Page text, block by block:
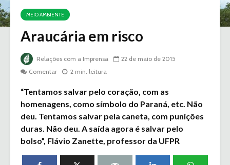
MEIO AMBIENTE
Araucária em risco
Relações com a Imprensa
22 de maio de 2015
Comentar
2 min. leitura
“Tentamos salvar pelo coração, com as
homenagens, como símbolo do Paraná, etc. Não
deu. Tentamos salvar pela caneta, com punições
duras. Não deu. A saída agora é salvar pelo
bolso”, Flávio Zanette, professor da UFPR